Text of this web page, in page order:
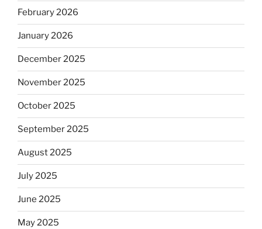
February 2026
January 2026
December 2025
November 2025
October 2025
September 2025
August 2025
July 2025
June 2025
May 2025